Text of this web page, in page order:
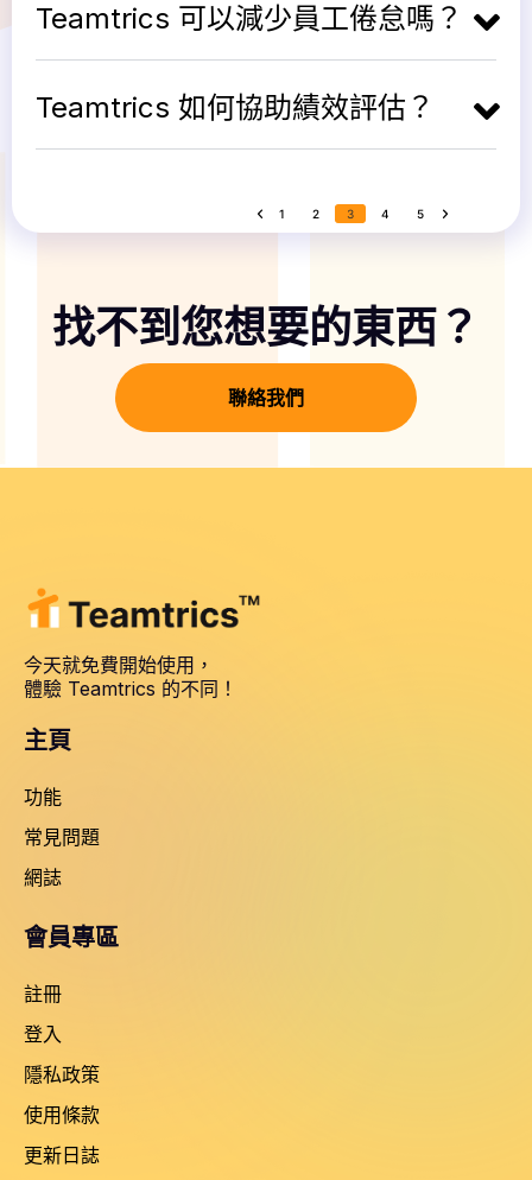
Teamtrics 可以減少員工倦怠嗎？
Teamtrics 如何協助績效評估？
« 上一頁
1 2 3 4 5
找不到您想要的東西？
聯絡我們
今天就免費開始使用，
體驗 Teamtrics 的不同！
主頁
功能
常見問題
網誌
會員專區
註冊
登入
隱私政策
使用條款
更新日誌